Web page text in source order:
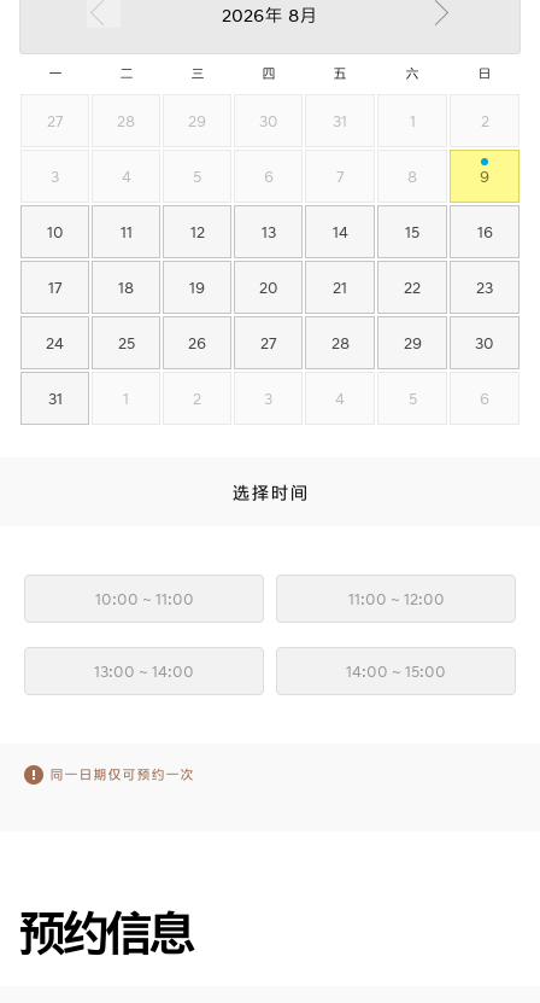
2026年 8月
一 二 三 四 五 六 日
27 28 29 30 31 1 2
3 4 5 6 7 8 9
10 11 12 13 14 15 16
17 18 19 20 21 22 23
24 25 26 27 28 29 30
31 1 2 3 4 5 6
选择时间
10:00 ~ 11:00 11:00 ~ 12:00
13:00 ~ 14:00 14:00 ~ 15:00
同一日期仅可预约一次
预约信息